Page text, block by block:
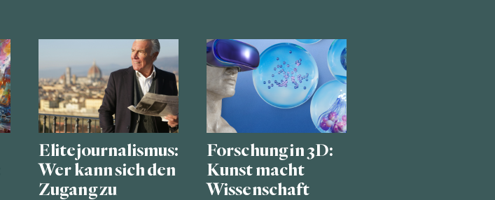
Elitejournalismus:
Wer kann sich den
Zugang zu
Forschung in 3D:
Kunst macht
Wissenschaft